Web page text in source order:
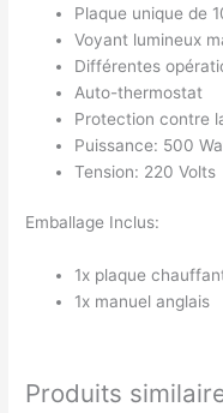
Plaque unique de
Voyant lumineux
Différentes
Auto-thermostat
Protection contre
Puissance: 500
Tension: 220 Volts
Emballage Inclus:
1x plaque
1x manuel anglais
Produits